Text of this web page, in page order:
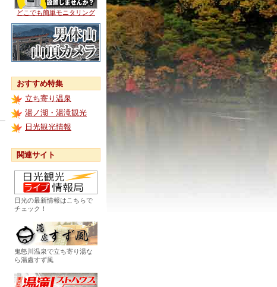
どこでも簡単モニタリング
おすすめ特集
立ち寄り温泉
湯ノ湖・湯滝観光
日光観光情報
関連サイト
日光の最新情報はこちらで
チェック！
鬼怒川温泉で立ち寄り湯な
ら湯處すず風